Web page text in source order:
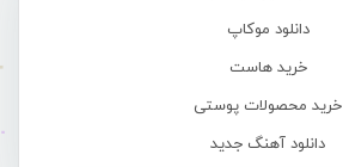
دانلود موکاپ
خرید هاست
خرید محصولات پوستی
دانلود آهنگ جدید